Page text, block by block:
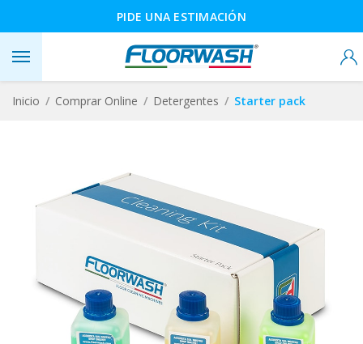
PIDE UNA ESTIMACIÓN
Inicio Comprar Online Detergentes Starter pack